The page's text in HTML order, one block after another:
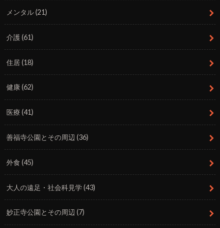
メンタル(21)
介護(61)
住居(18)
健康(62)
医療(41)
善福寺公園とその周辺(36)
外食(45)
大人の遠足・社会科見学(43)
妙正寺公園とその周辺(7)